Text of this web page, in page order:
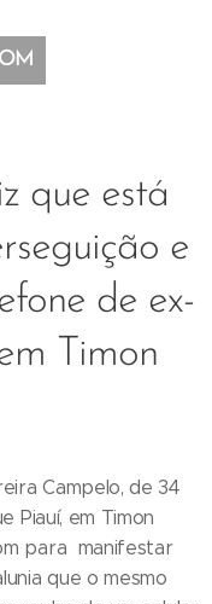
que está
e
de ex-
Timon
Campelo, de 34
Piauí, em Timon
para manifestar
que o mesmo